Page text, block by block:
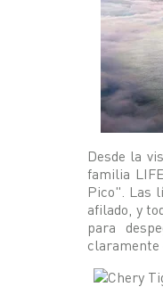
Desde la
familia
Pico". Las
afilado, y
para
claramente